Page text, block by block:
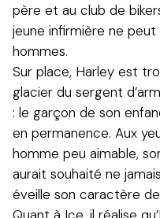
père et au club de
jeune infirmière ne
hommes.
Sur place, Harley est
glacier du sergent
: le garçon de son
en permanence. Aux
homme peu aimable,
aurait souhaité ne
éveille son caractère